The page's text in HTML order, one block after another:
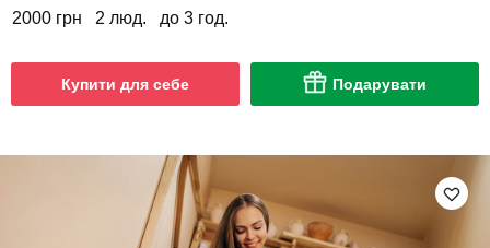
2000 грн 2 люд. до 3 год.
Купити для себе Подарувати